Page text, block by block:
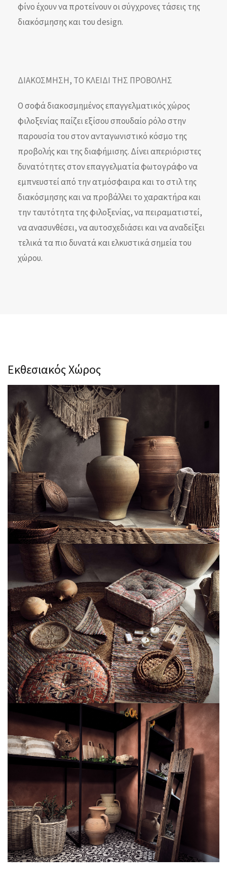
φίνο έχουν να προτείνουν οι σύγχρονες τάσεις της
διακόσμησης και του design.
ΔΙΑΚΟΣΜΗΣΗ, ΤΟ ΚΛΕΙΔΙ ΤΗΣ ΠΡΟΒΟΛΗΣ
Ο σοφά διακοσμημένος επαγγελματικός χώρος
φιλοξενίας παίζει εξίσου σπουδαίο ρόλο στην
παρουσία του στον ανταγωνιστικό κόσμο της
προβολής και της διαφήμισης. Δίνει απεριόριστες
δυνατότητες στον επαγγελματία φωτογράφο να
εμπνευστεί από την ατμόσφαιρα και το στιλ της
διακόσμησης και να προβάλλει το χαρακτήρα και
την ταυτότητα της φιλοξενίας, να πειραματιστεί,
να ανασυνθέσει, να αυτοσχεδιάσει και να αναδείξει
τελικά τα πιο δυνατά και ελκυστικά σημεία του
χώρου.
Εκθεσιακός Χώρος